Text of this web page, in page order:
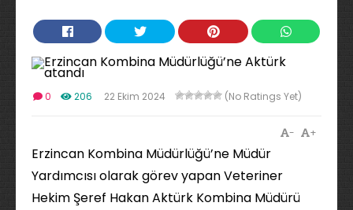
0 206 22 Ekim 2024 (No Ratings Yet)
+
-
Erzincan Kombina Müdürlüğü’ne Müdür
Yardımcısı olarak görev yapan Veteriner
Hekim Şeref Hakan Aktürk Kombina Müdürü